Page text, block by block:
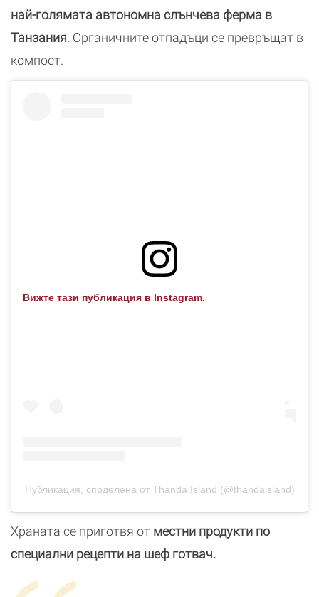
най-голямата автономна слънчева ферма в
Танзания. Органичните отпадъци се превръщат в
компост.
Вижте тази публикация в Instagram.
Публикация, споделена от Thanda Island (@thandaisland)
Храната се приготвя от местни продукти по
специални рецепти на шеф готвач.